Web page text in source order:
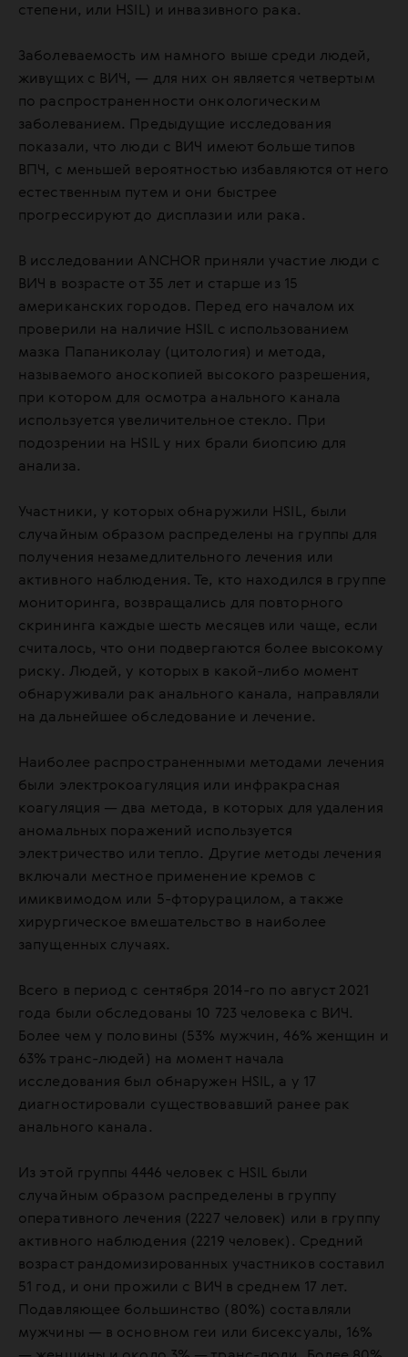
степени, или HSIL) и инвазивного рака.
Заболеваемость им намного выше среди людей,
живущих с ВИЧ, — для них он является четвертым
по распространенности онкологическим
заболеванием. Предыдущие исследования
показали, что люди с ВИЧ имеют больше типов
ВПЧ, с меньшей вероятностью избавляются от него
естественным путем и они быстрее
прогрессируют до дисплазии или рака.
В исследовании ANCHOR приняли участие люди с
ВИЧ в возрасте от 35 лет и старше из 15
американских городов. Перед его началом их
проверили на наличие HSIL с использованием
мазка Папаниколау (цитология) и метода,
называемого аноскопией высокого разрешения,
при котором для осмотра анального канала
используется увеличительное стекло. При
подозрении на HSIL у них брали биопсию для
анализа.
Участники, у которых обнаружили HSIL, были
случайным образом распределены на группы для
получения незамедлительного лечения или
активного наблюдения. Те, кто находился в группе
мониторинга, возвращались для повторного
скрининга каждые шесть месяцев или чаще, если
считалось, что они подвергаются более высокому
риску. Людей, у которых в какой-либо момент
обнаруживали рак анального канала, направляли
на дальнейшее обследование и лечение.
Наиболее распространенными методами лечения
были электрокоагуляция или инфракрасная
коагуляция — два метода, в которых для удаления
аномальных поражений используется
электричество или тепло. Другие методы лечения
включали местное применение кремов с
имиквимодом или 5-фторурацилом, а также
хирургическое вмешательство в наиболее
запущенных случаях.
Всего в период с сентября 2014-го по август 2021
года были обследованы 10 723 человека с ВИЧ.
Более чем у половины (53% мужчин, 46% женщин и
63% транс-людей) на момент начала
исследования был обнаружен HSIL, а у 17
диагностировали существовавший ранее рак
анального канала.
Из этой группы 4446 человек с HSIL были
случайным образом распределены в группу
оперативного лечения (2227 человек) или в группу
активного наблюдения (2219 человек). Средний
возраст рандомизированных участников составил
51 год, и они прожили с ВИЧ в среднем 17 лет.
Подавляющее большинство (80%) составляли
мужчины — в основном геи или бисексуалы, 16%